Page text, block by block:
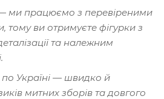
— ми працюємо з перевіреними
тому ви отримуєте фігурки з
та належним
Україні — швидко й
митних зборів та довгого